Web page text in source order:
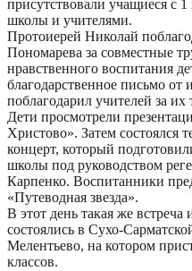
присутствовали учащиеся с
школы и учителями.
Протоиерей Николай
Пономарева за совместные
нравственного воспитания
благодарственное письмо от
поблагодарил учителей за их
Дети просмотрели
Христово». Затем состоялся
концерт, который
школы под руководством
Карпенко. Воспитанники
«Путеводная звезда».
В этот день такая же
состоялись в Сухо-
Мелентьево, на котором
классов.